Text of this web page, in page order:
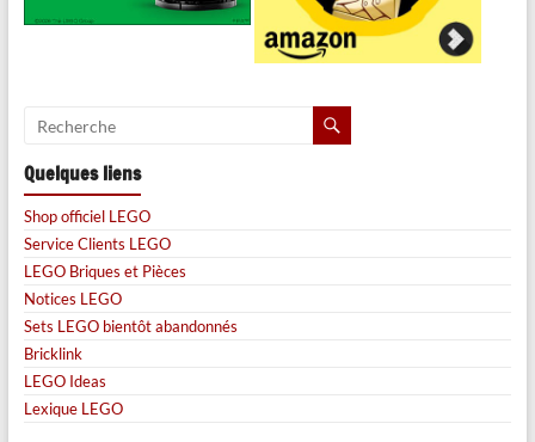
Quelques liens
Shop officiel LEGO
Service Clients LEGO
LEGO Briques et Pièces
Notices LEGO
Sets LEGO bientôt abandonnés
Bricklink
LEGO Ideas
Lexique LEGO